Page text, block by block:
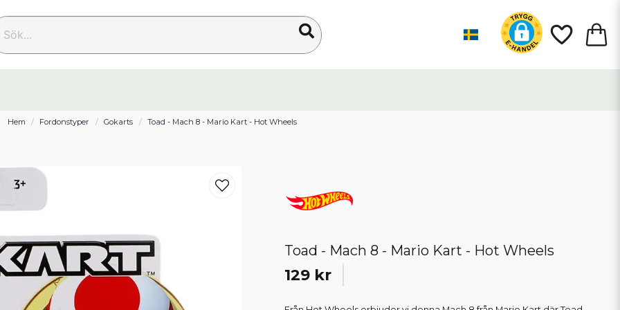
Hem Fordonstyper Gokarts Toad - Mach 8 - Mario Kart - Hot Wheels
Toad - Mach 8 - Mario Kart - Hot Wheels
129 kr